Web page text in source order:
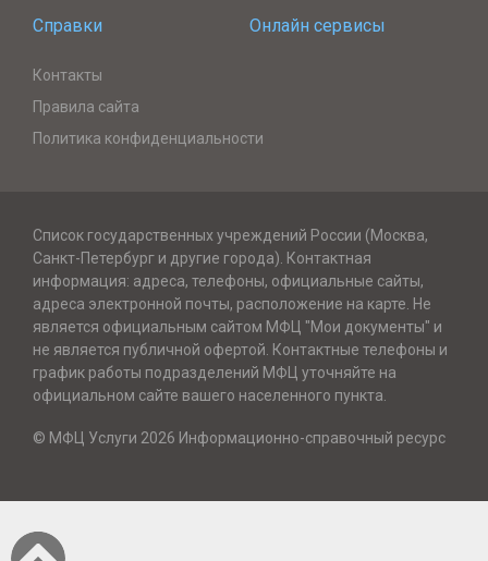
Справки
Онлайн сервисы
Контакты
Правила сайта
Политика конфиденциальности
Список государственных учреждений России (Москва,
Санкт-Петербург и другие города). Контактная
информация: адреса, телефоны, официальные сайты,
адреса электронной почты, расположение на карте. Не
является официальным сайтом МФЦ "Мои документы" и
не является публичной офертой. Контактные телефоны и
график работы подразделений МФЦ уточняйте на
официальном сайте вашего населенного пункта.
© МФЦ Услуги 2026 Информационно-справочный ресурс